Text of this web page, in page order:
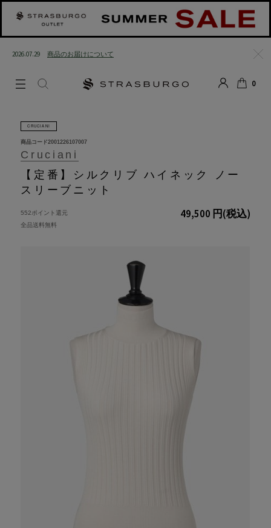
2026.07.29 商品のお届けについて
0
CRUCIANI
Cruciani
【定番】シルクリブ ハイネック ノー
スリーブニット
商品コード2001226107007
49,500 円(税込)
552ポイント還元
全品送料無料